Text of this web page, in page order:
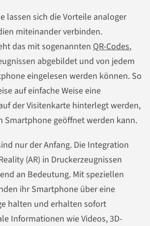
lassen sich die Vorteile analoger
miteinander verbinden.
das mit sogenannten QR-Codes,
abgebildet und von jedem
eingelesen werden können. So
auf einfache Weise eine
der Visitenkarte hinterlegt werden,
Smartphone geöffnet werden kann.
nur der Anfang. Die Integration
(AR) in Druckerzeugnissen
an Bedeutung. Mit speziellen
ihr Smartphone über eine
halten und erhalten sofort
Informationen wie Videos, 3D-